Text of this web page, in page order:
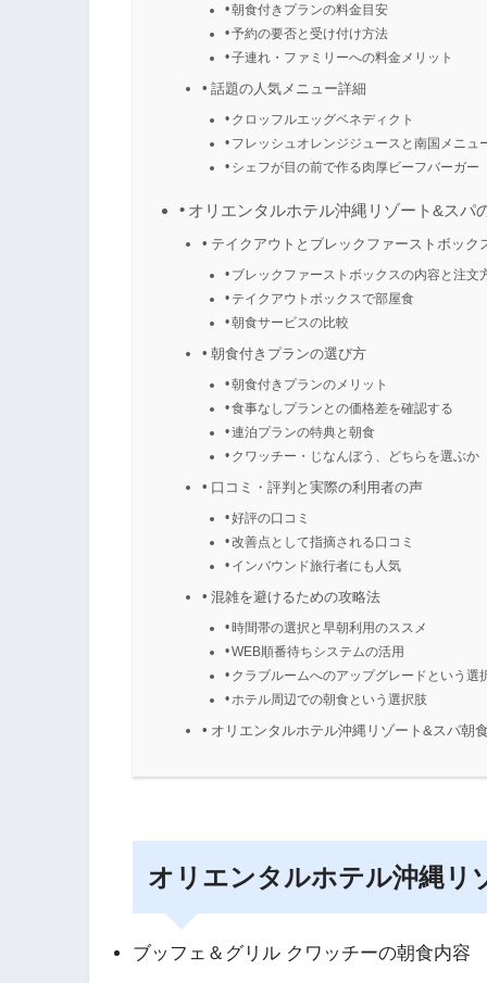
朝食付きプランの料金目安
予約の要否と受け付け方法
子連れ・ファミリーへの料金メリット
話題の人気メニュー詳細
クロッフルエッグベネディクト
フレッシュオレンジジュースと南国メニュ
シェフが目の前で作る肉厚ビーフバーガー
オリエンタルホテル沖縄リゾート&スパ
テイクアウトとブレックファーストボック
ブレックファーストボックスの内容と注文
テイクアウトボックスで部屋食
朝食サービスの比較
朝食付きプランの選び方
朝食付きプランのメリット
食事なしプランとの価格差を確認する
連泊プランの特典と朝食
クワッチー・じなんぼう、どちらを選ぶか
口コミ・評判と実際の利用者の声
好評の口コミ
改善点として指摘される口コミ
インバウンド旅行者にも人気
混雑を避けるための攻略法
時間帯の選択と早朝利用のススメ
WEB順番待ちシステムの活用
クラブルームへのアップグレードという選
ホテル周辺での朝食という選択肢
オリエンタルホテル沖縄リゾート&スパ朝
オリエンタルホテル沖縄リ
ブッフェ＆グリル クワッチーの朝食内容